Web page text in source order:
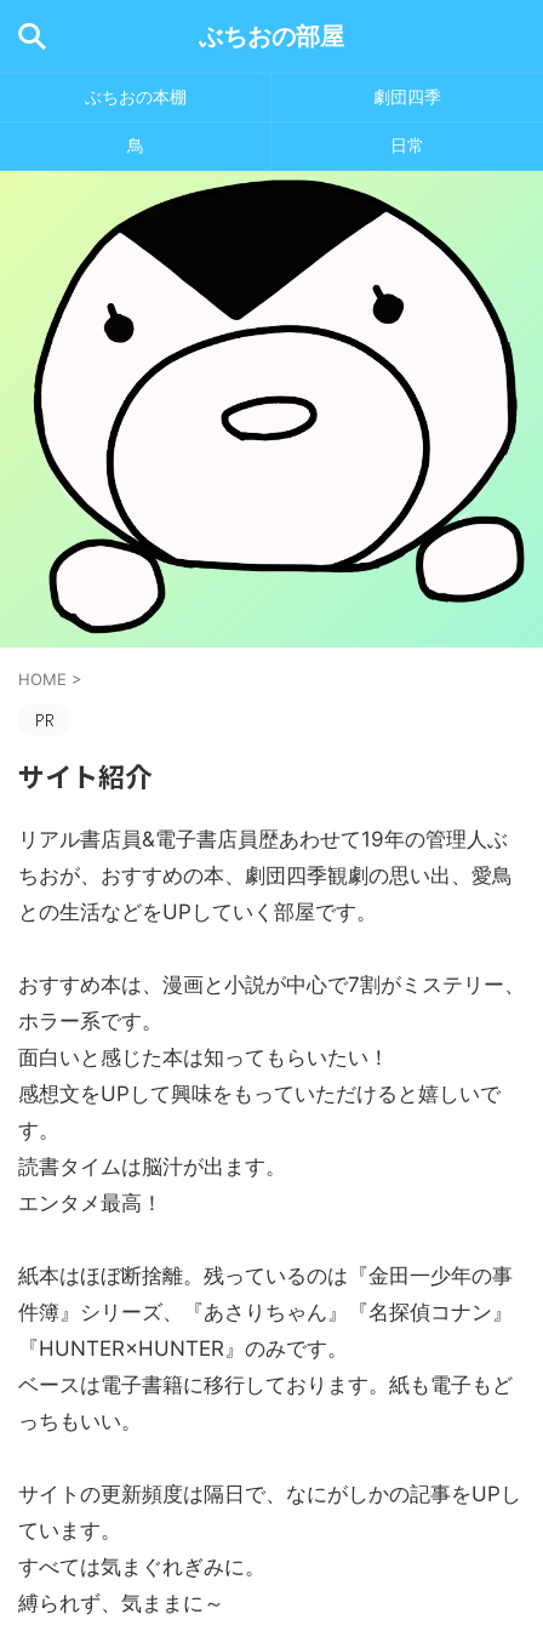
ぶちおの部屋
ぶちおの本棚 劇団四季
鳥 日常
HOME >
サイト紹介
リアル書店員&電子書店員歴あわせて19年の管理人ぶ
ちおが、おすすめの本、劇団四季観劇の思い出、愛鳥
との生活などをUPしていく部屋です。
おすすめ本は、漫画と小説が中心で7割がミステリー、
ホラー系です。
面白いと感じた本は知ってもらいたい！
感想文をUPして興味をもっていただけると嬉しいで
す。
読書タイムは脳汁が出ます。
エンタメ最高！
紙本はほぼ断捨離。残っているのは『金田一少年の事
件簿』シリーズ、『あさりちゃん』『名探偵コナン』
『HUNTER×HUNTER』のみです。
ベースは電子書籍に移行しております。紙も電子もど
っちもいい。
サイトの更新頻度は隔日で、なにがしかの記事をUPし
ています。
すべては気まぐれぎみに。
縛られず、気ままに～